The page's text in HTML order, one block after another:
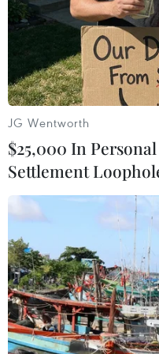
Nhận
sao thầy trò HLV
đầu bảng?
Nhận định Việt
Kim' sẽ xoay tua
HLV Kim Sang-sik:
chiến thắng để
Báo chí
tuyển Việt Nam,
Đội tuyển
Cục diện ASEAN
JG Wentworth
$25,000 In
Settlement